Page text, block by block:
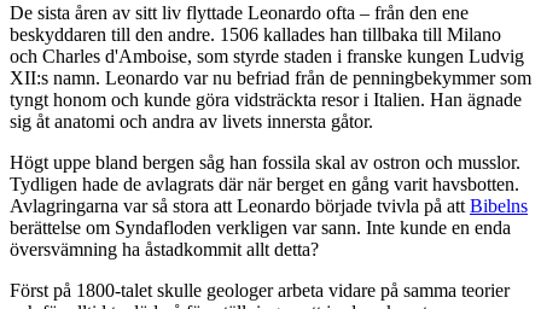
De sista åren av sitt liv flyttade Leonardo ofta – från den ene
beskyddaren till den andre. 1506 kallades han tillbaka till Milano
och Charles d'Amboise, som styrde staden i franske kungen Ludvig
XII:s namn. Leonardo var nu befriad från de penningbekymmer som
tyngt honom och kunde göra vidsträckta resor i Italien. Han ägnade
sig åt anatomi och andra av livets innersta gåtor.
Högt uppe bland bergen såg han fossila skal av ostron och musslor.
Tydligen hade de avlagrats där när berget en gång varit havsbotten.
Avlagringarna var så stora att Leonardo började tvivla på att Bibelns
berättelse om Syndafloden verkligen var sann. Inte kunde en enda
översvämning ha åstadkommit allt detta?
Först på 1800-talet skulle geologer arbeta vidare på samma teorier